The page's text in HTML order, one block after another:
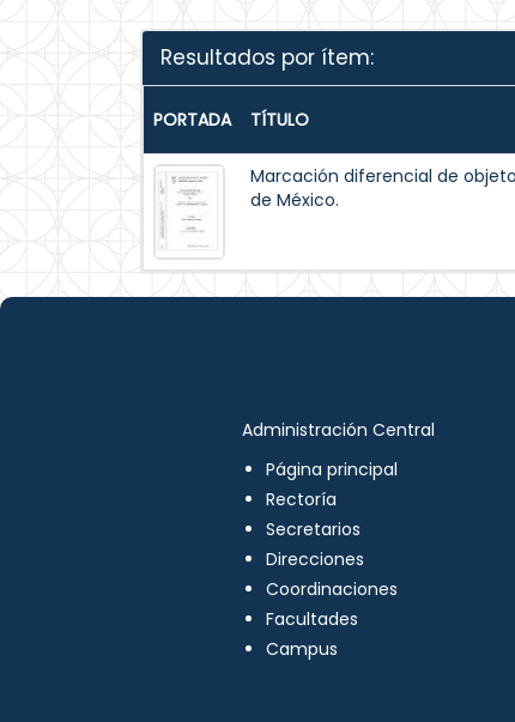
Resultados por ítem:
PORTADA TÍTULO
Marcación diferencial de
de México.
Administración Central
Página principal
Rectoría
Secretarios
Direcciones
Coordinaciones
Facultades
Campus